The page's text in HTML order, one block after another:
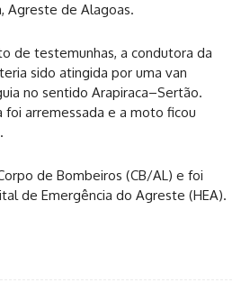
Agreste de Alagoas.
de testemunhas, a condutora da
sido atingida por uma van
no sentido Arapiraca–Sertão.
foi arremessada e a moto ficou
de Bombeiros (CB/AL) e foi
de Emergência do Agreste (HEA).